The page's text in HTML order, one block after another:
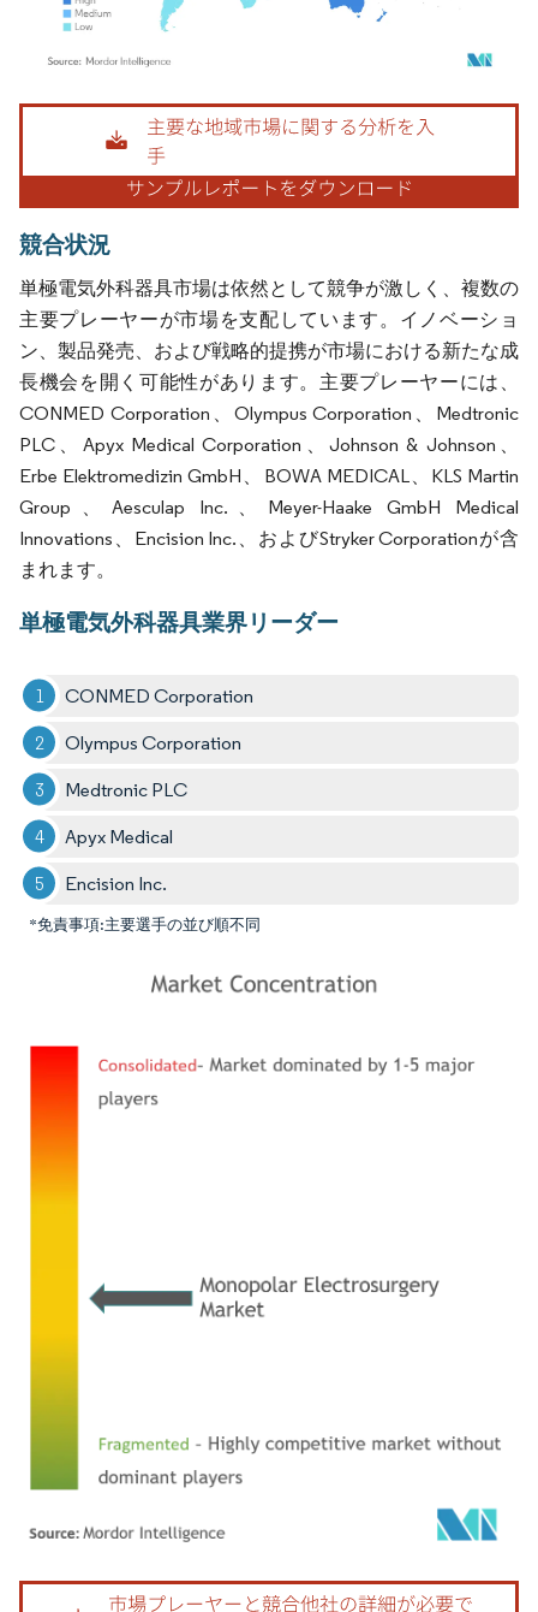
画像 © Mordor Intelligence。再利用にはCC BY 4.0の表示が必要です。
競合状況
単極電気外科器具市場は依然として競争が激しく、複数の
主要プレーヤーが市場を支配しています。イノベーショ
ン、製品発売、および戦略的提携が市場における新たな成
長機会を開く可能性があります。主要プレーヤーには、
CONMED Corporation、Olympus Corporation、Medtronic
PLC、Apyx Medical Corporation、Johnson & Johnson、
Erbe Elektromedizin GmbH、BOWA MEDICAL、KLS Martin
Group、Aesculap Inc.、Meyer-Haake GmbH Medical
Innovations、Encision Inc.、およびStryker Corporationが含
まれます。
単極電気外科器具業界リーダー
CONMED Corporation
Olympus Corporation
Medtronic PLC
Apyx Medical
Encision Inc.
*免責事項:主要選手の並び順不同
画像 © Mordor Intelligence。再利用にはCC BY 4.0の表示が必要です。